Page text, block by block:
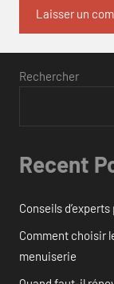
Rechercher
Recent
Conseils
Comment choisir
menuiserie